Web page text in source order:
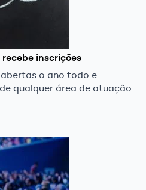
inscrições
o ano todo e
qualquer área de atuação